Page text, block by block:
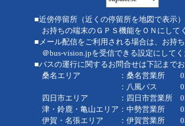
■近傍停留所（近くの停留所を地図で表示）
お持ちの端末のＧＰＳ機能をＯＮにして
■メール配信をご利用される場合は、お持ち
＠bus-vision.jpを受信できる設定にしてく
■バスの運行に関するお問合せは下記までお
桑名エリア ：桑名営業所
：八風バス 0594-
四日市エリア ：四日市営業所
津・鈴鹿・亀山エリア：中勢営業所
伊賀・名張エリア ：伊賀営業所